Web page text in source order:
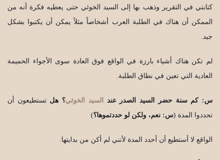
كتابتي في التقرير وذهب بها إلى السيد الخوئي حتى يعطيه فكرة أنه من
الممكن أن هناك في الطلبة العرب أشخاصاً مثلاً يمكن أن يكتبوا بشكل
جيد.
لم تكن هناك أشياء بارزة في الواقع فوق العادة سوى الأجواء الحميمة
العادية التي تعين في نطاق الطلبة.
س: كم سنة حضر السيد الصدر عند السيد الخوئي؟ هلتستطيعون أن
تحددوا المدة (س: نعم، ولكن لو حددتموها؟)
الواقع لا أستطيع أن أحدد المدة لأنني لم أكن من بدايتها.